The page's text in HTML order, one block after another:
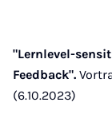
"Lernlevel-
Feedback".
(6.10.2023)